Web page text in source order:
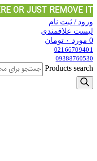
OR JUST REMOVE IT…
ورود / ثبت نام
لیست علاقمندی
0 مورد ۰ تومان
02166709401
09388760530
Products search